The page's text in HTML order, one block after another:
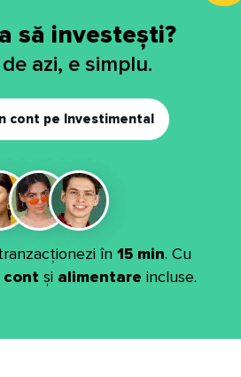
să investești?
azi, e simplu.
cont pe Investimental
în 15 min. Cu
cont și alimentare incluse.